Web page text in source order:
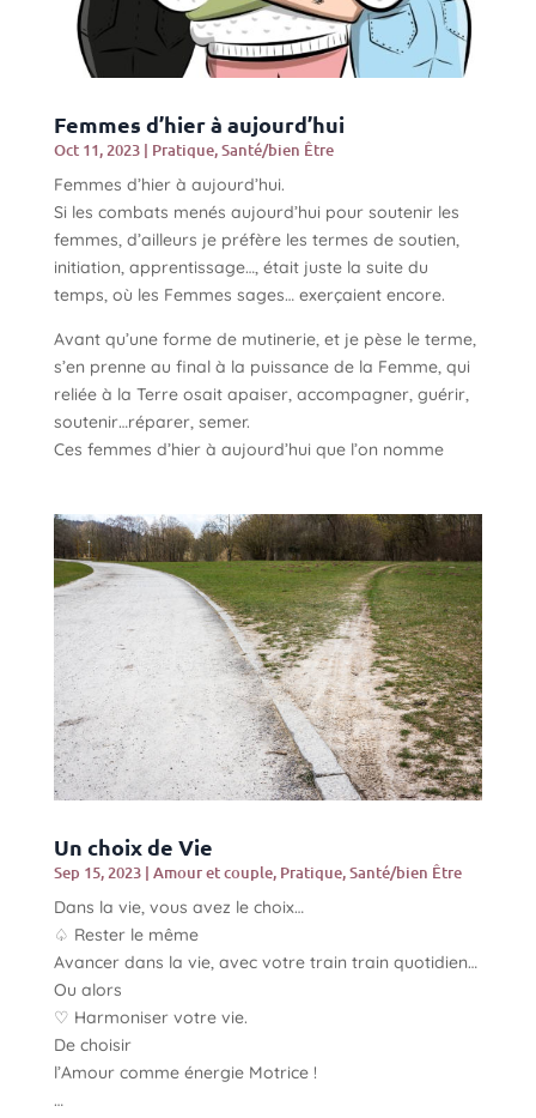
Femmes d’hier à aujourd’hui
Oct 11, 2023| Pratique,Santé/bien Être
Femmes d’hier à aujourd’hui.
Si les combats menés aujourd’hui pour soutenir les
femmes, d’ailleurs je préfère les termes de soutien,
initiation, apprentissage…, était juste la suite du
temps, où les Femmes sages… exerçaient encore.
Avant qu’une forme de mutinerie, et je pèse le terme,
s’en prenne au final à la puissance de la Femme, qui
reliée à la Terre osait apaiser, accompagner, guérir,
soutenir…réparer, semer.
Ces femmes d’hier à aujourd’hui que l’on nomme
Un choix de Vie
Sep 15, 2023| Amour et couple, Pratique,Santé/bien Être
Dans la vie, vous avez le choix…
♤ Rester le même
Avancer dans la vie, avec votre train train quotidien…
Ou alors
♡ Harmoniser votre vie.
De choisir
l’Amour comme énergie Motrice !
…